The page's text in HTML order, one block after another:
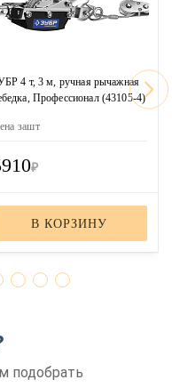
4 т, 3 м, ручная рычажная
Профессионал (43105-4)
зашт
₽
В КОРЗИНУ
подобрать